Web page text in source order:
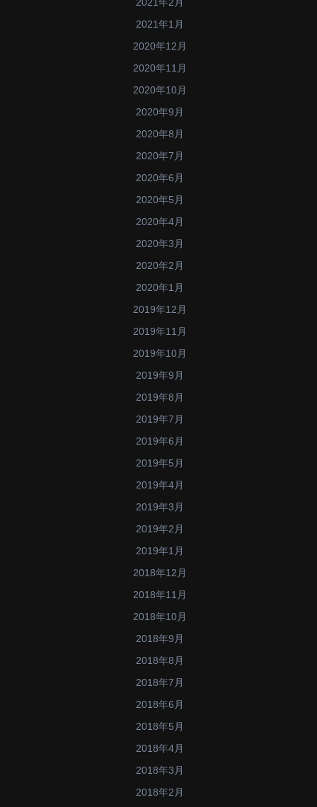
2021年1月
2020年12月
2020年11月
2020年10月
2020年9月
2020年8月
2020年7月
2020年6月
2020年5月
2020年4月
2020年3月
2020年2月
2020年1月
2019年12月
2019年11月
2019年10月
2019年9月
2019年8月
2019年7月
2019年6月
2019年5月
2019年4月
2019年3月
2019年2月
2019年1月
2018年12月
2018年11月
2018年10月
2018年9月
2018年8月
2018年7月
2018年6月
2018年5月
2018年4月
2018年3月
2018年2月